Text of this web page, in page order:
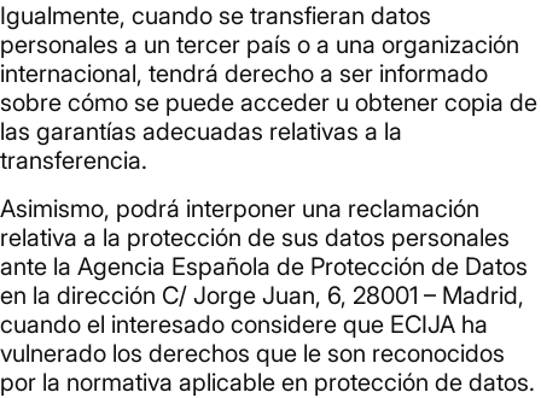
Igualmente, cuando se transfieran datos
personales a un tercer país o a una organización
internacional, tendrá derecho a ser informado
sobre cómo se puede acceder u obtener copia de
las garantías adecuadas relativas a la
transferencia.
Asimismo, podrá interponer una reclamación
relativa a la protección de sus datos personales
ante la Agencia Española de Protección de Datos
en la dirección C/ Jorge Juan, 6, 28001 – Madrid,
cuando el interesado considere que ECIJA ha
vulnerado los derechos que le son reconocidos
por la normativa aplicable en protección de datos.